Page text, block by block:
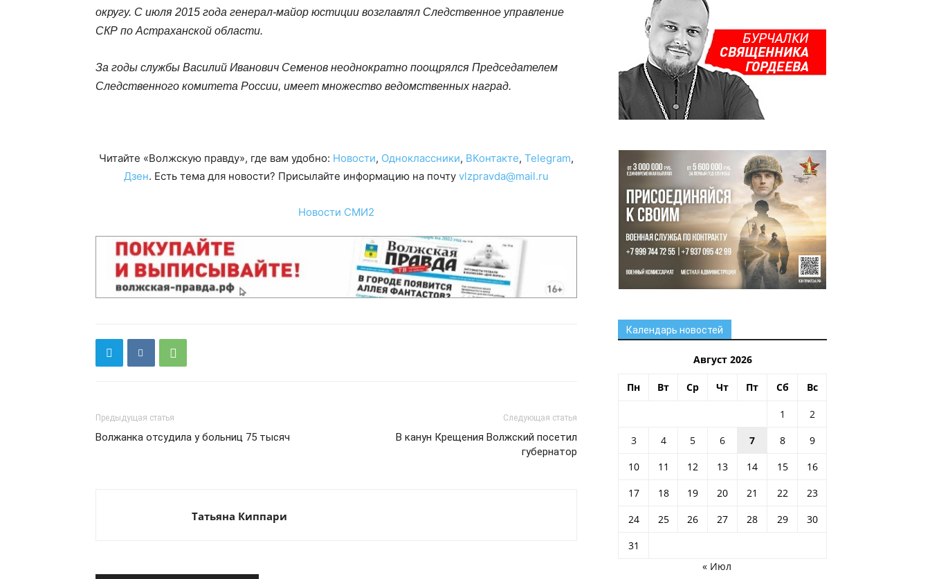
округу. С июля 2015 года генерал-майор юстиции возглавлял Следственное управление
СКР по Астраханской области.
За годы службы Василий Иванович Семенов неоднократно поощрялся Председателем
Следственного комитета России, имеет множество ведомственных наград.
Читайте «Волжскую правду», где вам удобно: Новости, Одноклассники, ВКонтакте, Telegram,
Дзен. Есть тема для новости? Присылайте информацию на почту vlzpravda@mail.ru
Новости СМИ2
Предыдущая статья
Волжанка отсудила у больниц 75 тысяч
Следующая статья
В канун Крещения Волжский посетил
губернатор
Татьяна Киппари
Календарь новостей
Август 2026
Пн Вт Ср Чт Пт Сб Вс
1
2
3
4 5 6 7 8
9
10
11 12 13 14 15
16
17
18 19 20 21 22
23
24
25 26 27 28 29
30
31
« Июл